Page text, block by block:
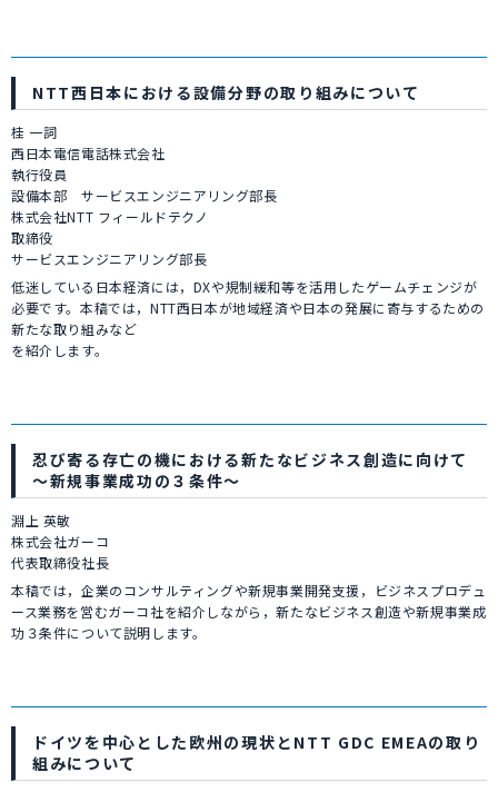
NTT西日本における設備分野の取り組みについて
桂 一詞
西日本電信電話株式会社
執行役員
設備本部 サービスエンジニアリング部長
株式会社NTT フィールドテクノ
取締役
サービスエンジニアリング部長
低迷している日本経済には，DXや規制緩和等を活用したゲームチェンジが
必要です。本稿では，NTT西日本が地域経済や日本の発展に寄与するための
新たな取り組みなど
を紹介します。
忍び寄る存亡の機における新たなビジネス創造に向けて
～新規事業成功の３条件～
淵上 英敏
株式会社ガーコ
代表取締役社長
本稿では，企業のコンサルティングや新規事業開発支援，ビジネスプロデュ
ース業務を営むガーコ社を紹介しながら，新たなビジネス創造や新規事業成
功３条件について説明します。
ドイツを中心とした欧州の現状とNTT GDC EMEAの取り
組みについて